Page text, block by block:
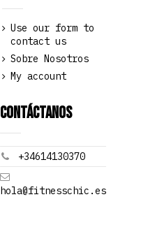
Use our form to
contact us
Sobre Nosotros
My account
Contáctanos
+34614130370
hola@fitnesschic.es